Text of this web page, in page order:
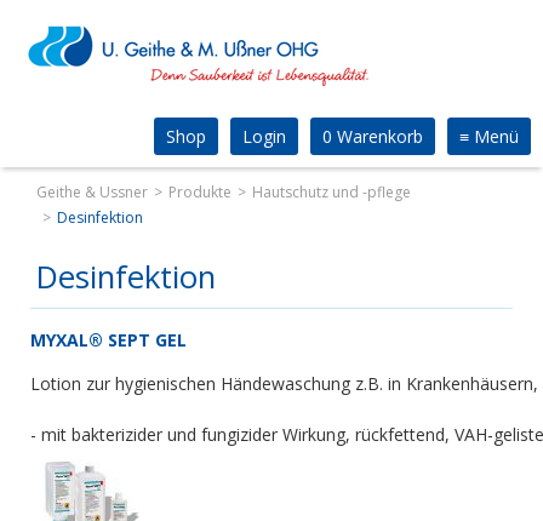
≡ Menü
0 Warenkorb
Login
Shop
Geithe & Ussner Produkte
Hautschutz und -pflege
Desinfektion
Desinfektion
MYXAL® SEPT GEL
Lotion zur hygienischen Händewaschung z.B. in
- mit bakterizider und fungizider Wirkung, rückfettend, VAH-